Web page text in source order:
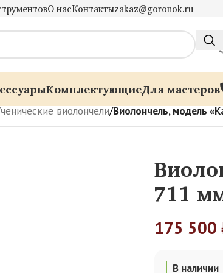
О насКонтактыzakaz@goronok.ru
КомплектующиеДля мастеров
виолончели/Виолончель, модель
711
175 500
В наличии